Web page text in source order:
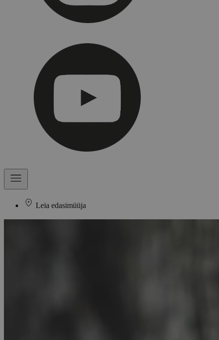
Leia edasimüüja